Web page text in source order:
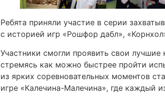
Ребята приняли участие в серии
с историей игр «Рошфор дабл»,
Участники смогли проявить свои лучшие
стремясь как можно быстрее пройти
из ярких соревновательных моментов
игре «Калечина-Малечина», где каждый